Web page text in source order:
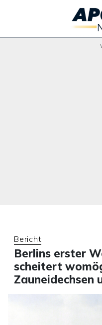
Bericht
Berlins erster
scheitert
Zauneidechsen